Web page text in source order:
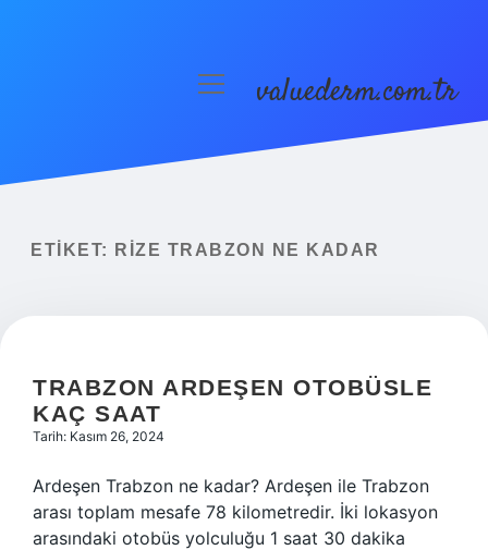
Yasal Uyarı
menüyüvaluederm.com.tr
ETIKET: RIZE TRABZON NE KADAR
TRABZON ARDEŞEN OTOBÜSLE
KAÇ SAAT
Tarih: Kasım 26, 2024
Ardeşen Trabzon ne kadar? Ardeşen ile Trabzon
arası toplam mesafe 78 kilometredir. İki lokasyon
arasındaki otobüs yolculuğu 1 saat 30 dakika